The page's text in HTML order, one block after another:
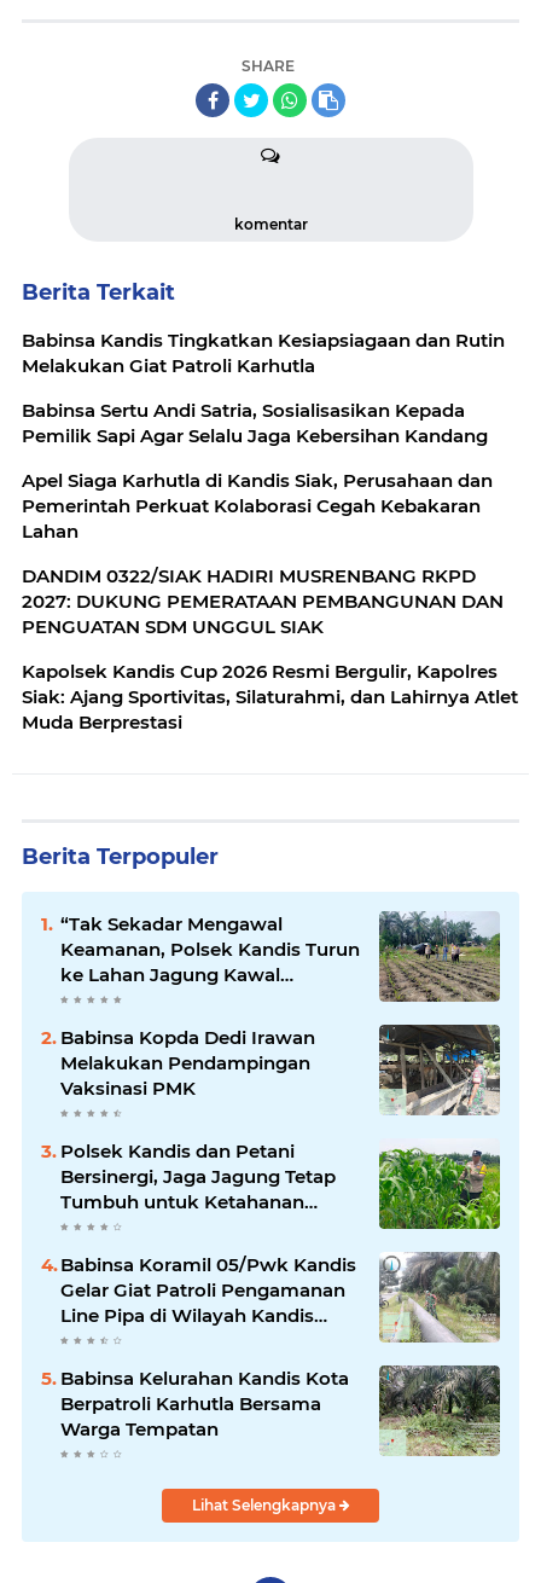
SHARE
komentar
Berita Terkait
Babinsa Kandis Tingkatkan Kesiapsiagaan dan Rutin
Melakukan Giat Patroli Karhutla
Babinsa Sertu Andi Satria, Sosialisasikan Kepada
Pemilik Sapi Agar Selalu Jaga Kebersihan Kandang
Apel Siaga Karhutla di Kandis Siak, Perusahaan dan
Pemerintah Perkuat Kolaborasi Cegah Kebakaran
Lahan
DANDIM 0322/SIAK HADIRI MUSRENBANG RKPD
2027: DUKUNG PEMERATAAN PEMBANGUNAN DAN
PENGUATAN SDM UNGGUL SIAK
Kapolsek Kandis Cup 2026 Resmi Bergulir, Kapolres
Siak: Ajang Sportivitas, Silaturahmi, dan Lahirnya Atlet
Muda Berprestasi
Berita Terpopuler
“Tak Sekadar Mengawal
Keamanan, Polsek Kandis Turun
ke Lahan Jagung Kawal
Ketahanan Pangan
Babinsa Kopda Dedi Irawan
Melakukan Pendampingan
Vaksinasi PMK
Polsek Kandis dan Petani
Bersinergi, Jaga Jagung Tetap
Tumbuh untuk Ketahanan
Pangan
Babinsa Koramil 05/Pwk Kandis
Gelar Giat Patroli Pengamanan
Line Pipa di Wilayah Kandis
Kandis
Babinsa Kelurahan Kandis Kota
Berpatroli Karhutla Bersama
Warga Tempatan
Lihat Selengkapnya